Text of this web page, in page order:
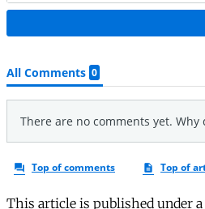
This article is published under a